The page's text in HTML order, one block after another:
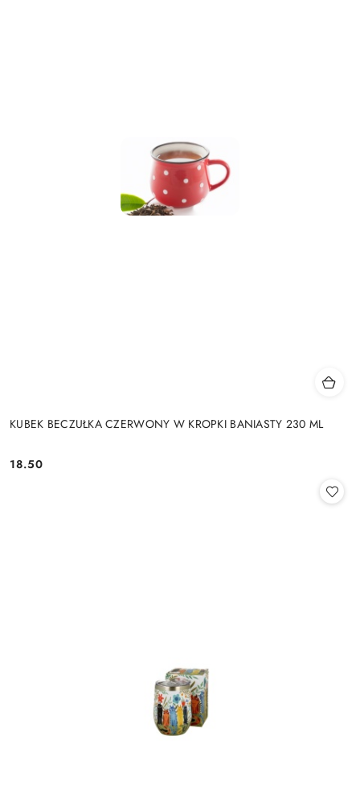
KUBEK BECZUŁKA CZERWONY W KROPKI BANIASTY 230 ML
Cena:
18.50